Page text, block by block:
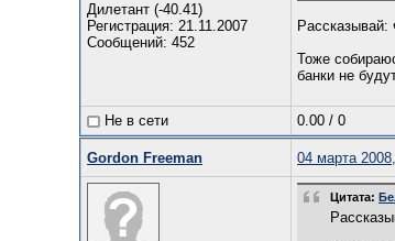
Дилетант (-40.41)
Регистрация: 21.11.2007
Сообщений: 452
Рассказывай:
Тоже
банки не
Не в сети 0.00 / 0
Gordon Freeman 04 марта
Цитата: